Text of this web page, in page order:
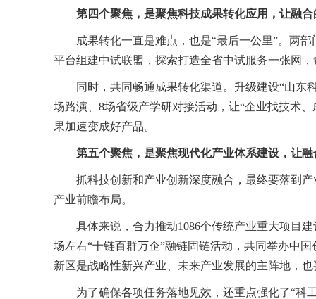
第四个聚焦，是聚焦科技成果转化应用，让融
成果转化一直是难点，也是“最后一公里”。两
平台组建中试联盟，探索打造全省中试服务一张网
同时，共同畅通成果转化渠道。升级建设“山东
场路演、8场省级产学研对接活动，让“企业找技术
果加速变成好产品。
第五个聚焦，是聚焦现代化产业体系建设，让
抓科技创新和产业创新深度融合，最终要落到
产业前瞻布局。
具体来说，合力推动1086个传统产业重大项目
场左右“十链百群万企”融链固链活动，共同举办中
新区是战略性新兴产业、未来产业发展的主阵地，
为了确保各项任务落地见效，还重点强化了“科